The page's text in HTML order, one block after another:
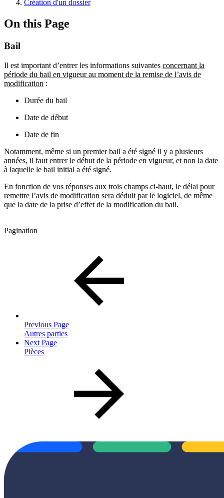
Création d'un dossier
On this Page
Bail
Il est important d’entrer les informations suivantes concernant la
période du bail en vigueur au moment de la remise de l’avis de
modification :
Durée du bail
Date de début
Date de fin
Notamment, même si un premier bail a été signé il y a plusieurs
années, il faut entrer le début de la période en vigueur, et non la date
à laquelle le bail initial a été signé.
En fonction de vos réponses aux trois champs ci-haut, le délai pour
remettre l’avis de modification sera déduit par le logiciel, de même
que la date de la prise d’effet de la modification du bail.
Pagination
Previous Page
Autres parties
Next Page
Pièces